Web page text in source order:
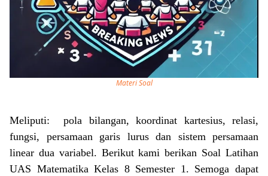
Materi Soal
Meliputi: pola bilangan, koordinat kartesius, relasi,
fungsi, persamaan garis lurus dan sistem persamaan
linear dua variabel. Berikut kami berikan Soal Latihan
UAS Matematika Kelas 8 Semester 1. Semoga dapat